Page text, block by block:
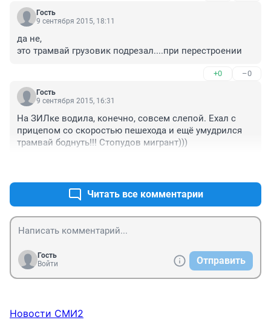
Гость
9 сентября 2015, 18:11
да не,
это трамвай грузовик подрезал....при перестроении
+0 –0
Гость
9 сентября 2015, 16:31
На ЗИЛке водила, конечно, совсем слепой. Ехал с
прицепом со скоростью пешехода и ещё умудрился
трамвай боднуть!!! Стопудов мигрант)))
Читать все комментарии
Гость
Войти
Отправить
Новости СМИ2